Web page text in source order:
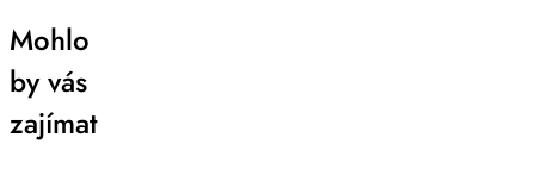
Mohlo
by vás
zajímat